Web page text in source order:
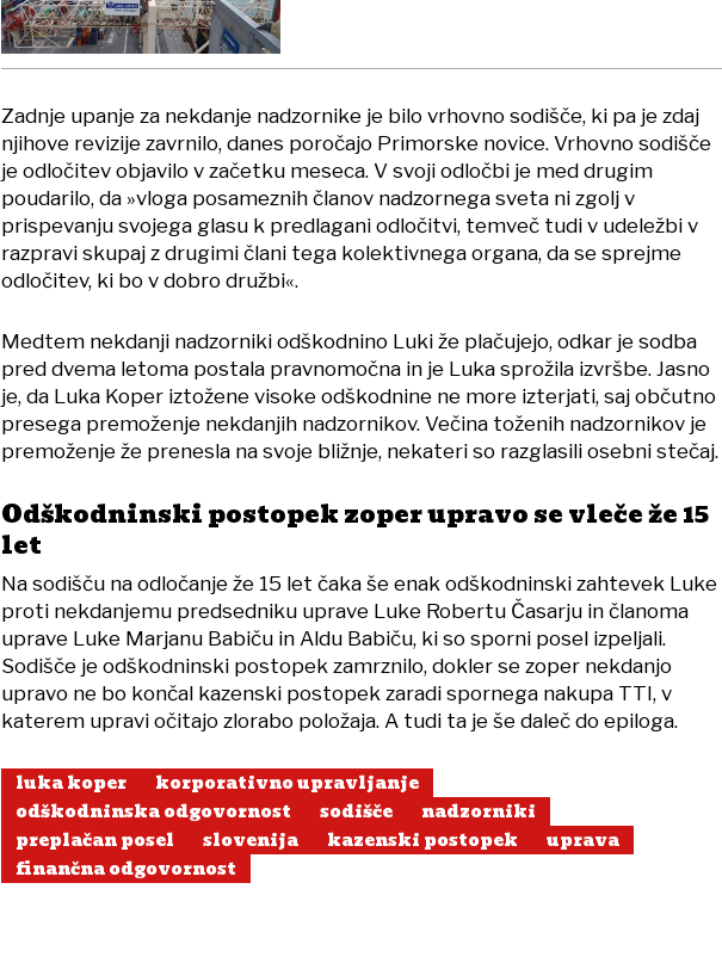
Zadnje upanje za nekdanje nadzornike je bilo vrhovno sodišče, ki pa je zdaj
njihove revizije zavrnilo, danes poročajo Primorske novice. Vrhovno sodišče
je odločitev objavilo v začetku meseca. V svoji odločbi je med drugim
poudarilo, da »vloga posameznih članov nadzornega sveta ni zgolj v
prispevanju svojega glasu k predlagani odločitvi, temveč tudi v udeležbi v
razpravi skupaj z drugimi člani tega kolektivnega organa, da se sprejme
odločitev, ki bo v dobro družbi«.
Medtem nekdanji nadzorniki odškodnino Luki že plačujejo, odkar je sodba
pred dvema letoma postala pravnomočna in je Luka sprožila izvršbe. Jasno
je, da Luka Koper iztožene visoke odškodnine ne more izterjati, saj občutno
presega premoženje nekdanjih nadzornikov. Večina toženih nadzornikov je
premoženje že prenesla na svoje bližnje, nekateri so razglasili osebni stečaj.
Odškodninski postopek zoper upravo se vleče že 15
let
Na sodišču na odločanje že 15 let čaka še enak odškodninski zahtevek Luke
proti nekdanjemu predsedniku uprave Luke Robertu Časarju in članoma
uprave Luke Marjanu Babiču in Aldu Babiču, ki so sporni posel izpeljali.
Sodišče je odškodninski postopek zamrznilo, dokler se zoper nekdanjo
upravo ne bo končal kazenski postopek zaradi spornega nakupa TTI, v
katerem upravi očitajo zlorabo položaja. A tudi ta je še daleč do epiloga.
luka koper
korporativno upravljanje
odškodninska odgovornost
sodišče
nadzorniki
preplačan posel
slovenija kazenski postopek
uprava
finančna odgovornost